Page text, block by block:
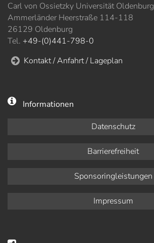
Carl von Ossietzky Universität Oldenburg
Ammerländer Heerstraße 114-118
26129 Oldenburg
Tel. +49-(0)441-798-0
Kontakt / Anfahrt / Lageplan
Informationen
Datenschutz
Barrierefreiheit
Sponsoringleistungen
Impressum